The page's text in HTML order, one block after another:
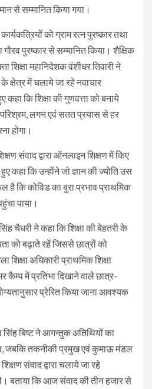
से सम्मानित किया गया।
को ग्राम रत्न पुरष्कार तथा
गौरव पुरष्कार से सम्मानित किया। शैक्षिक
शिक्षा महानिदेशक वंशीधर तिवारी ने
के क्षेत्र में चलाये जा रहे नवाचार
कहा कि शिक्षा की गुणवत्ता को बनाये
लगन एवं सतत प्रयास से हर
होगा।
संवाद द्वारा ऑनलाइन शिक्षण में किए
कहा कि उन्होंने जो ज्ञान की ज्योति उस
है कि कोविड का बुरा प्रभाव प्राथमिक
पाया।
चैधरी ने कहा कि शिक्षा की बेहतरी के
को बढ़ाते रहें जिससे छात्रों को
अधिकारी प्राथमिक शिक्षा
कैम्प में प्रतिभा दिखाने वाले छात्र-
प्रेरित किया जाना आवश्यक
बिष्ट ने आगन्तुक अतिथियों का
जबकि तकनीकी प्रमुख एवं कुमाऊ मंडल
संवाद द्वारा चलाये जा रहे
बताया कि आज संवाद की तीन हजार से